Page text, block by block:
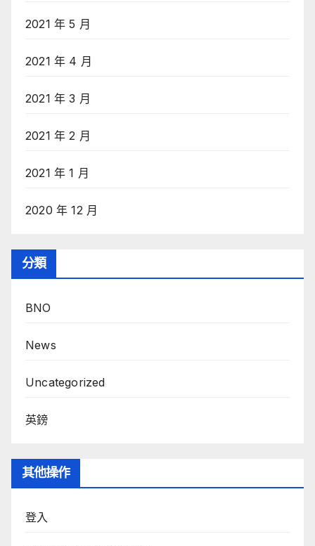
2021 年 5 月
2021 年 4 月
2021 年 3 月
2021 年 2 月
2021 年 1 月
2020 年 12 月
分類
BNO
News
Uncategorized
英鎊
其他操作
登入